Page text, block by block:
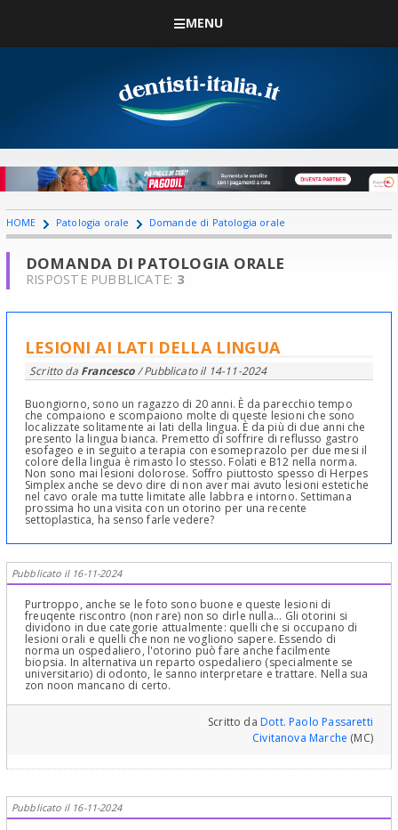
MENU
HOME Patologia orale Domande di Patologia orale
DOMANDA DI PATOLOGIA ORALE
RISPOSTE PUBBLICATE: 3
LESIONI AI LATI DELLA LINGUA
Scritto da Francesco/ Pubblicato il 14-11-2024
Buongiorno, sono un ragazzo di 20 anni. È da parecchio tempo
che compaiono e scompaiono molte di queste lesioni che sono
localizzate solitamente ai lati della lingua. È da più di due anni che
presento la lingua bianca. Premetto di soffrire di reflusso gastro
esofageo e in seguito a terapia con esomeprazolo per due mesi il
colore della lingua è rimasto lo stesso. Folati e B12 nella norma.
Non sono mai lesioni dolorose. Soffro piuttosto spesso di Herpes
Simplex anche se devo dire di non aver mai avuto lesioni estetiche
nel cavo orale ma tutte limitate alle labbra e intorno. Settimana
prossima ho una visita con un otorino per una recente
settoplastica, ha senso farle vedere?
Pubblicato il 16-11-2024
Purtroppo, anche se le foto sono buone e queste lesioni di
freuqente riscontro (non rare) non so dirle nulla... Gli otorini si
dividono in due categorie attualmente: quelli che si occupano di
lesioni orali e quelli che non ne vogliono sapere. Essendo di
norma un ospedaliero, l'otorino può fare anche facilmente
biopsia. In alternativa un reparto ospedaliero (specialmente se
universitario) di odonto, le sanno interpretare e trattare. Nella sua
zon noon mancano di certo.
Scritto daDott. Paolo Passaretti
Civitanova Marche (MC)
Pubblicato il 16-11-2024